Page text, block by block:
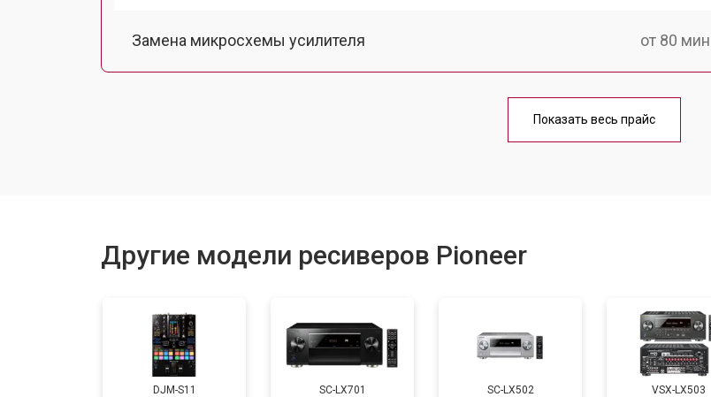
Замена микросхемы усилителя от 80 мин
от 100 мин
Показать весь прайс
Другие модели ресиверов Pioneer
DJM-S11 SC-LX701 SC-LX502 VSX-LX503